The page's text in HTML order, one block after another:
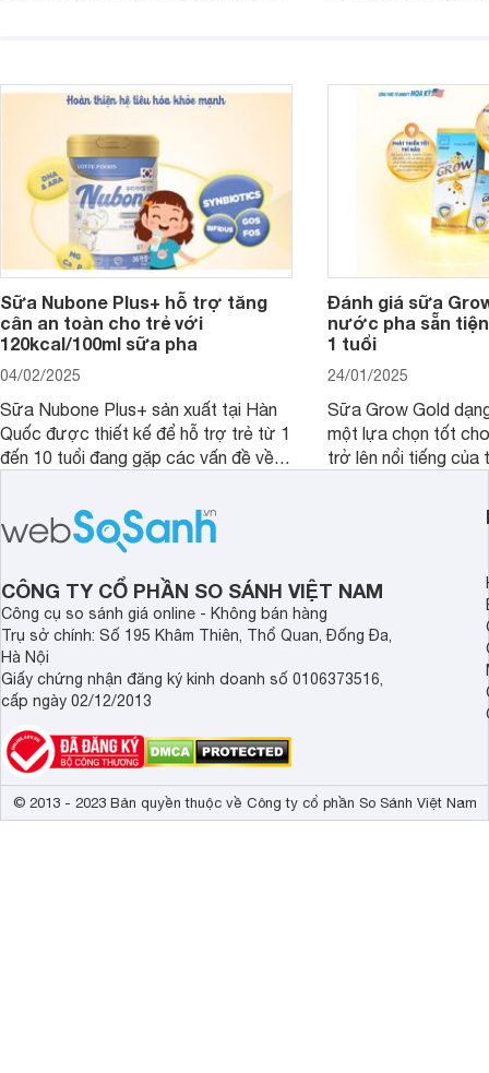
người lớn, giúp giải quyết tình trạng rối
loạn tiêu hóa, hấp thu dễ dàng hơn.
dưỡng toàn diện
Sữa Nubone Plus+ hỗ trợ tăng
cân an toàn cho trẻ với
120kcal/100ml sữa pha
04/02/2025
Sữa Nubone Plus+ sản xuất tại Hàn
Quốc được thiết kế để hỗ trợ trẻ từ 1
đến 10 tuổi đang gặp các vấn đề về
dinh dưỡng. Sản phẩm đến từ thương
hiệu Lotte đứng số 1 Hàn Quốc, với
mức giá thành ổn phù hợp với người
dùng Việt.
Đánh giá sữa
nước pha sẵn
1 tuổi
24/01/2025
Sữa Grow Gold
một lựa chọn tốt
trở lên nổi tiếng của
Malaysia. Với thành
đầy đủ và hương vị
thể chất mà còn hỗ
giác.
CÔNG TY CỔ PHẦN SO SÁNH VIỆT NAM
Công cụ so sánh giá online - Không bán hàng
Trụ sở chính: Số 195 Khâm Thiên, Thổ Quan, Đống Đa,
Hà Nội
Giấy chứng nhận đăng ký kinh doanh số 0106373516,
cấp ngày 02/12/2013
© 2013 - 2023 Bản quyền thuộc về Công ty cổ phần So Sánh Việt Nam